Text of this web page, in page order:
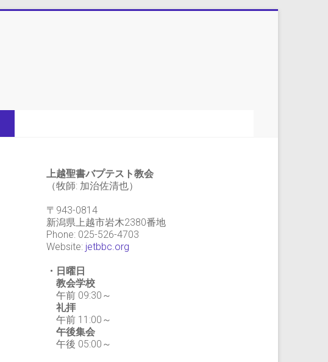
上越聖書バプテスト教会
（牧師: 加治佐清也）
〒943-0814
新潟県上越市岩木2380番地
Phone: 025-526-4703
Website: jetbbc.org
・日曜日
教会学校
午前 09:30～
礼拝
午前 11:00～
午後集会
午後 05:00～